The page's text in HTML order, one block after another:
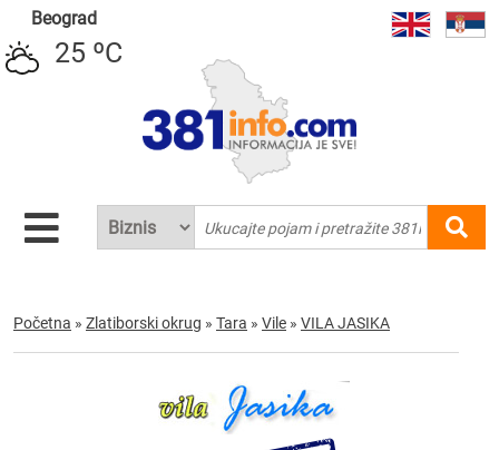
Beograd
25 ºC
Početna » Zlatiborski okrug » Tara » Vile » VILA JASIKA